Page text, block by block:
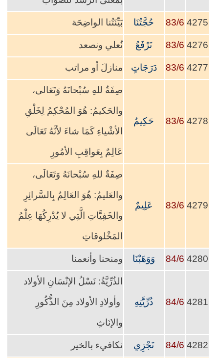
4275
83/6 حُجَّتُنَا بَيِّنَتُنا الواضِحَة
4276
83/6 نَرْفَعُ نُعلي ونصعد
4277
83/6 دَرَجَاتٍ منازلَ أو مراتب
4278
83/6 حَكِيمٌ
صِفَةٌ للهِ سُبْحانَهُ وَتَعَالى،
والحَكيمُ: هُوَ المُحْكِمُ لِخَلْقِ
الأشْياءِ كَمَا شاءَ لأنَّهُ تَعَالَى
عَالِمٌ بِعَواقِبِ الأمُورِ
4279
83/6 عَلِيمٌ
صِفَةٌ للهِ سُبْحانَهُ وَتَعَالَى،
والعَليمُ: هُوَ العَالِمُ بِالسَّرائِرِ
والخَفِيَّاتِ الَّتِي لا يُدْرِكُهَا عِلْمُ
المَخْلوقاتِ
4280
84/6 وَوَهَبْنَا ومنحنا وأنعمنا
4281
84/6 ذُرِّيَّتِهِ
الذُرِّيَّةُ: نَسْلُ الإنْسَانِ الأولاد
وأولادِ الأولاد مِنَ الذُّكُورِ
والإنَاثِ
4282
84/6 نَجْزِي نكافيء بالخير